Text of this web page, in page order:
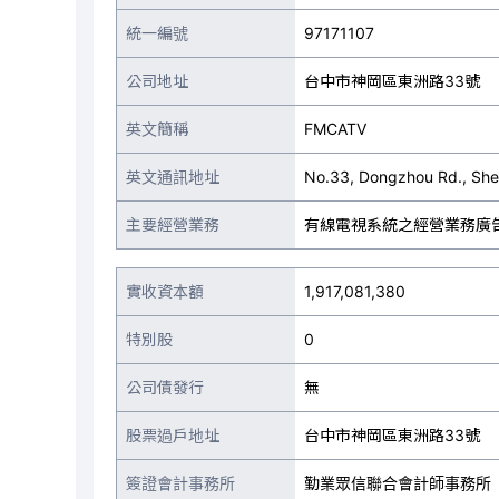
統一編號 97171107
公司地址 台中市神岡區東洲路33號
英文簡稱 FMCATV
英文通訊地址 No.33, Dongzhou Rd.,
主要經營業務 有線電視系統之經營業務廣
實收資本額 1,917,081,380
特別股 0
公司債發行 無
股票過戶地址 台中市神岡區東洲路33號
簽證會計事務所 勤業眾信聯合會計師事務所